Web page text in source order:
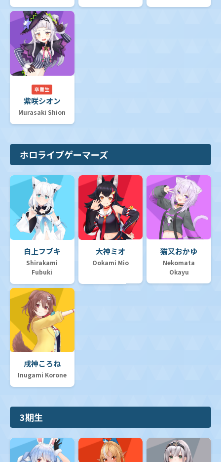
卒業生
紫咲シオン
Murasaki Shion
ホロライブゲーマーズ
白上フブキ
Shirakami
Fubuki
大神ミオ
Ookami Mio
猫又おかゆ
Nekomata
Okayu
戌神ころね
Inugami Korone
3期生